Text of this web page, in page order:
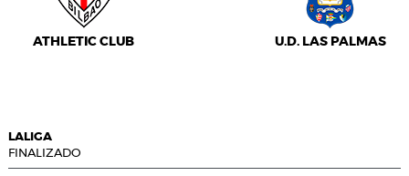
ATHLETIC CLUB U.D. LAS PALMAS
LALIGA
FINALIZADO